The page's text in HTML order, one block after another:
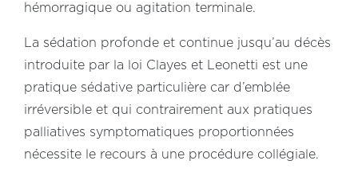
hémorragique ou agitation terminale.
La sédation profonde et continue jusqu’au décès
introduite par la loi Clayes et Leonetti est une
pratique sédative particulière car d’emblée
irréversible et qui contrairement aux pratiques
palliatives symptomatiques proportionnées
nécessite le recours à une procédure collégiale.